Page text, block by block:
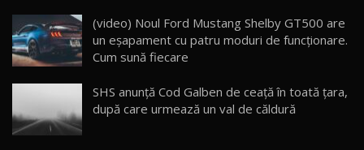
22
Noua Mazda 6e / Test Drive AutoBlog.MD
26:59
Lynk & Co 01 / Test Drive AutoBlog.MD
25:19
(video) Noul Ford Mustang Shelby GT500 are
un eşapament cu patru moduri de funcţionare.
Cum sună fiecare
SHS anunţă Cod Galben de ceaţă în toată ţara,
după care urmează un val de căldură